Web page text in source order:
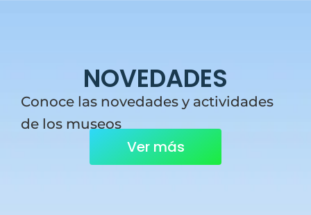
NOVEDADES
Conoce las novedades y actividades
de los museos
Ver más